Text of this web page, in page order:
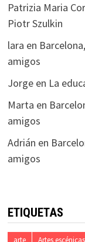
Patrizia Maria
Piotr Szulkin
lara en
amigos
Jorgeen La
Marta en
amigos
Adrián en
amigos
ETIQUETAS